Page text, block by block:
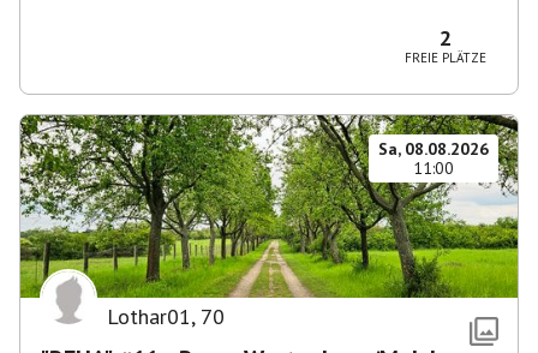
2
FREIE PLÄTZE
Sa, 08.08.2026
11:00
Lothar01, 70